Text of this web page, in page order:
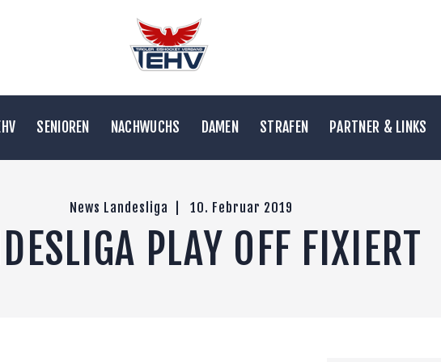
SENIOREN NACHWUCHS DAMEN STRAFEN PARTNER & LINKS
News Landesliga 10. Februar 2019
PLAY OFF FIXIERT
TEHV